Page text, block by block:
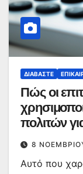
ΔΙΑΒΆΣΤΕ
Πώς οι
πολιτών
8
Αυτό που